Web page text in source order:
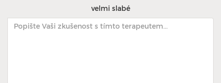
velmi slabé